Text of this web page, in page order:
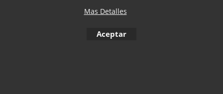
Mini Desatascador
Haga "click" aquí
Mas Detalles
Aceptar